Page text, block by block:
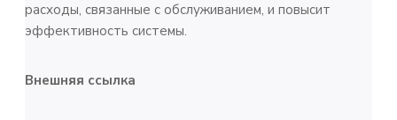
расходы, связанные с обслуживанием, и повысит
эффективность системы.
Внешняя ссылка